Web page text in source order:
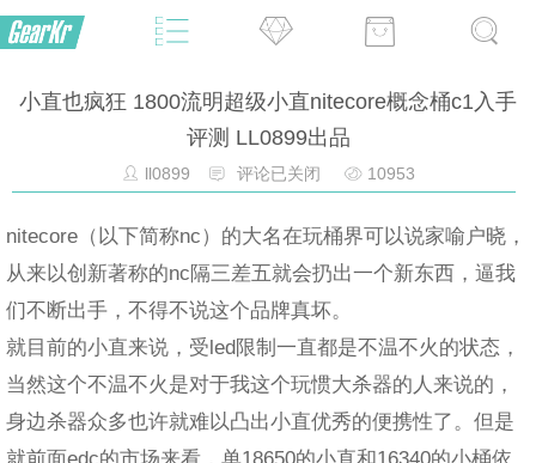
小直也疯狂 1800流明超级小直nitecore概念桶c1入手
评测 LL0899出品
ll0899 评论已关闭 10953
nitecore（以下简称nc）的大名在玩桶界可以说家喻户晓，
从来以创新著称的nc隔三差五就会扔出一个新东西，逼我
们不断出手，不得不说这个品牌真坏。
就目前的小直来说，受led限制一直都是不温不火的状态，
当然这个不温不火是对于我这个玩惯大杀器的人来说的，
身边杀器众多也许就难以凸出小直优秀的便携性了。但是
就前面edc的市场来看，单18650的小直和16340的小桶依